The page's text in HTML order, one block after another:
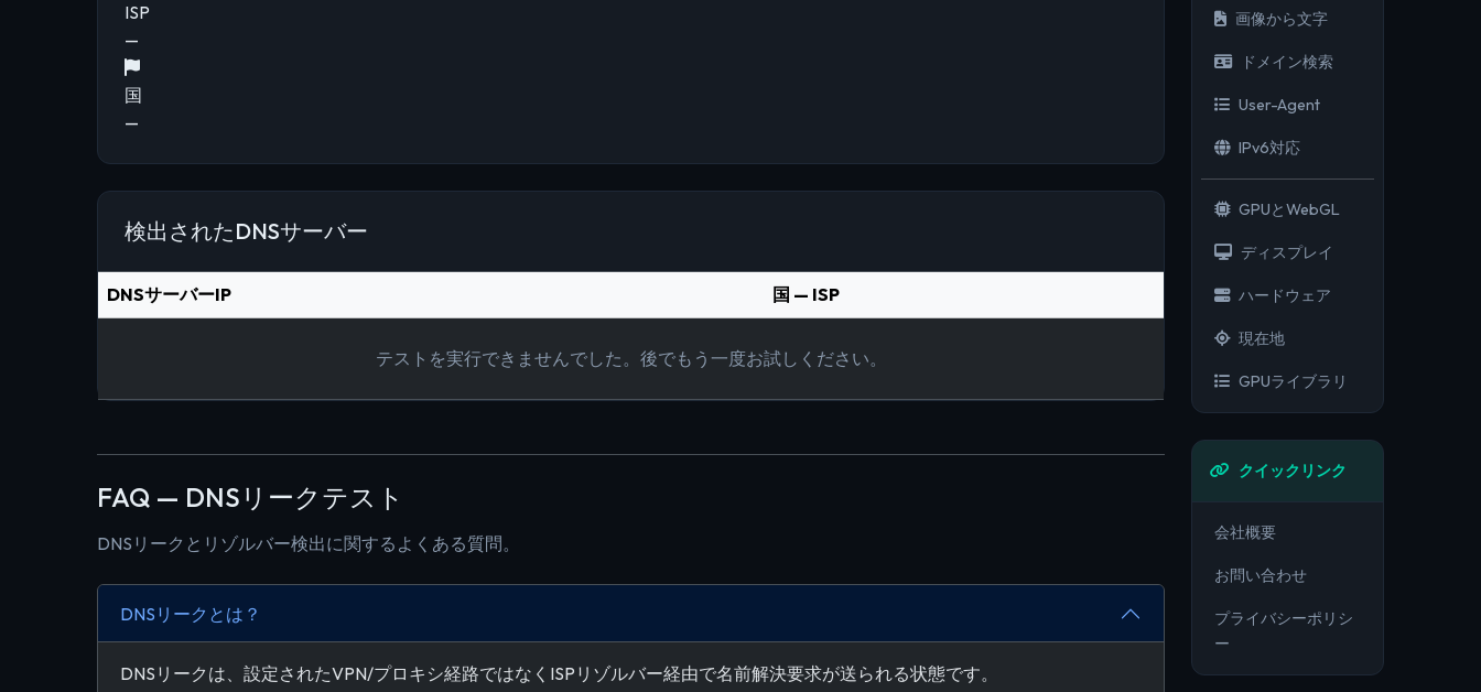
ISP
—
国
—
検出されたDNSサーバー
DNSサーバーIP 国 — ISP
テストを実行できませんでした。後でもう一度お試しください。
FAQ — DNSリークテスト
DNSリークとリゾルバー検出に関するよくある質問。
DNSリークとは？
DNSリークは、設定されたVPN/プロキシ経路ではなくISPリゾルバー経由で名前解決要求が送られる状態です。
画像から文字
ドメイン検索
User-Agent
IPv6対応
GPUとWebGL
ディスプレイ
ハードウェア
現在地
GPUライブラリ
クイックリンク
会社概要
お問い合わせ
プライバシーポリシ
ー